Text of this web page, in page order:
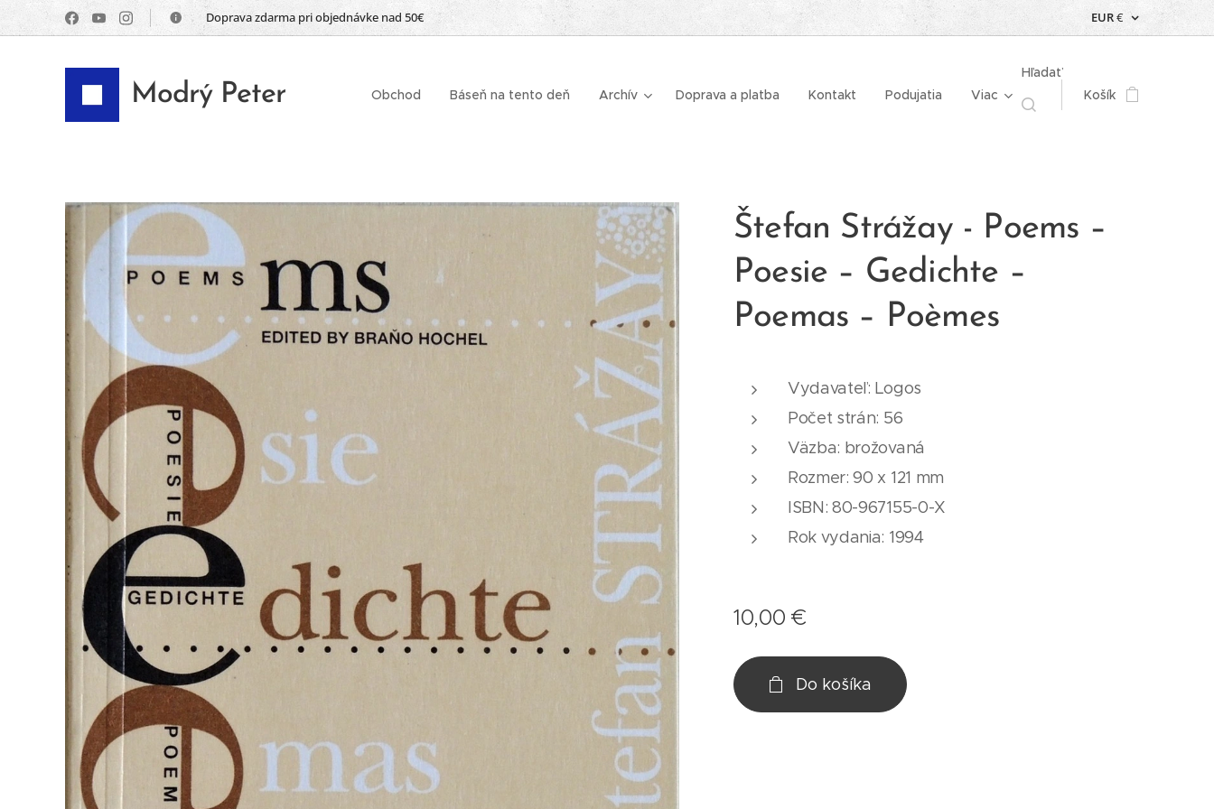
📦 Doprava zdarma pri objednávke nad 50€ EUR€
Modrý Peter Obchod Báseň na tento deň Archív Doprava a platba Kontakt Podujatia Viac
Hľadať
Košík
Štefan Strážay - Poems –
Poesie – Gedichte –
Poemas – Poèmes
Vydavateľ: Logos
Počet strán: 56
Väzba: brožovaná
Rozmer: 90 x 121 mm
ISBN: 80-967155-0-X
Rok vydania: 1994
10,00 €
Do košíka